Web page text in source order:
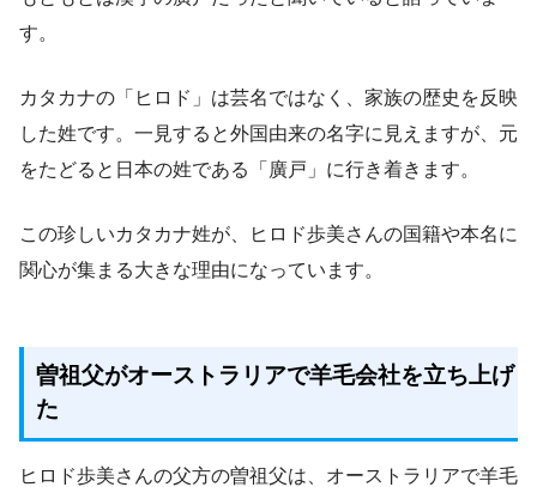
す。
カタカナの「ヒロド」は芸名ではなく、家族の歴史を反映
した姓です。一見すると外国由来の名字に見えますが、元
をたどると日本の姓である「廣戸」に行き着きます。
この珍しいカタカナ姓が、ヒロド歩美さんの国籍や本名に
関心が集まる大きな理由になっています。
曽祖父がオーストラリアで羊毛会社を立ち上げ
た
ヒロド歩美さんの父方の曽祖父は、オーストラリアで羊毛